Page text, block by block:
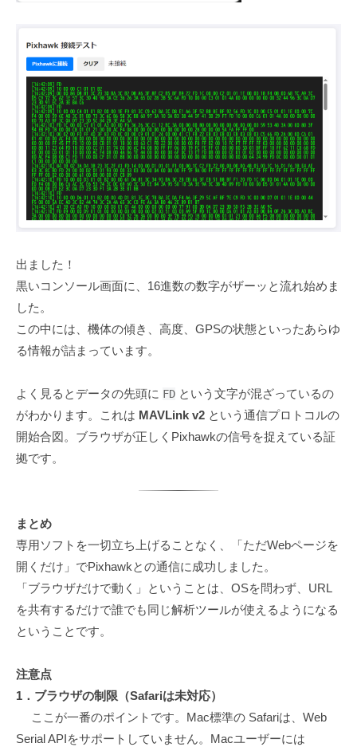
出ました！
黒いコンソール画面に、16進数の数字がザーッと流れ始めま
した。
この中には、機体の傾き、高度、GPSの状態といったあらゆ
る情報が詰まっています。
よく見るとデータの先頭に FD という文字が混ざっているの
がわかります。これは MAVLink v2 という通信プロトコルの
開始合図。ブラウザが正しくPixhawkの信号を捉えている証
拠です。
まとめ
専用ソフトを一切立ち上げることなく、「ただWebページを
開くだけ」でPixhawkとの通信に成功しました。
「ブラウザだけで動く」ということは、OSを問わず、URL
を共有するだけで誰でも同じ解析ツールが使えるようになる
ということです。
注意点
1．ブラウザの制限（Safariは未対応）
ここが一番のポイントです。Mac標準の Safariは、Web
Serial APIをサポートしていません。Macユーザーには